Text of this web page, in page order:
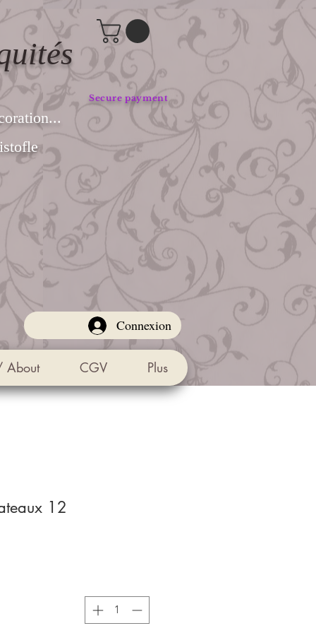
Secure payment
Connexion
About CGV Plus
12 fourchettes à gateaux